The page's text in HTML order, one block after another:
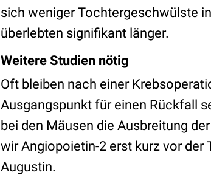
sich weniger Tochtergeschwülste
überlebten signifikant länger.
Weitere Studien nötig
Oft bleiben nach einer
Ausgangspunkt für einen Rückfall
bei den Mäusen die Ausbreitung
wir Angiopoietin-2 erst kurz vor der
Augustin.